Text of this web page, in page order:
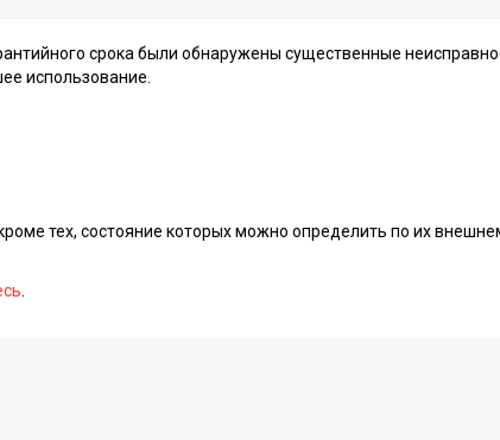
срока были обнаружены существенные
использование.
тех, состояние которых можно определить по их